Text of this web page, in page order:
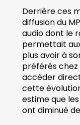
Derrière ces
diffusion du
audio dont le
permettait
plus avoir à
préférés chez
accéder
cette
estime que
ont diminué